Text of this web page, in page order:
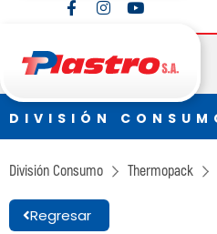
DIVISIÓN
División Consumo Thermopack
Regresar